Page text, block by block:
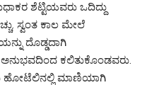
ಶೆಟ್ಟಿಯವರು ಒದಿದ್ದು
ಸ್ವಂತ ಕಾಲ ಮೇಲೆ
ದೊಡ್ಡದಾಗಿ
ಅನುಭವದಿಂದ ಕಲಿತುಕೊಂಡವರು.
ಹೋಟೆಲಿನಲ್ಲಿ ಮಾಣಿಯಾಗಿ